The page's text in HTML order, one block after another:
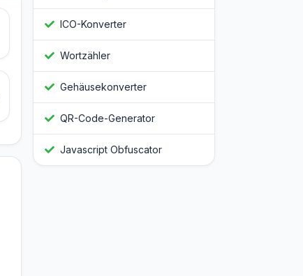
ICO-Konverter
Wortzähler
Gehäusekonverter
QR-Code-Generator
Javascript Obfuscator